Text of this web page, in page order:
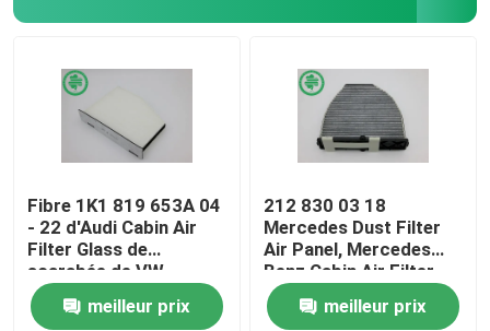
Fibre 1K1 819 653A 04
- 22 d'Audi Cabin Air
Filter Glass de
scarabée de VW
meilleur prix
212 830 03 18
Mercedes Dust Filter
Air Panel, Mercedes
Benz Cabin Air Filter
meilleur prix